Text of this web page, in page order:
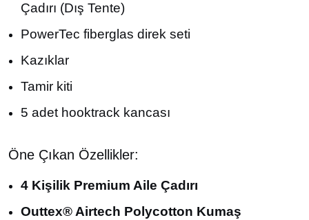
Çadırı (Dış Tente)
PowerTec fiberglas direk seti
Kazıklar
Tamir kiti
5 adet hooktrack kancası
Öne Çıkan Özellikler:
4 Kişilik Premium Aile Çadırı
Outtex® Airtech Polycotton Kumaş